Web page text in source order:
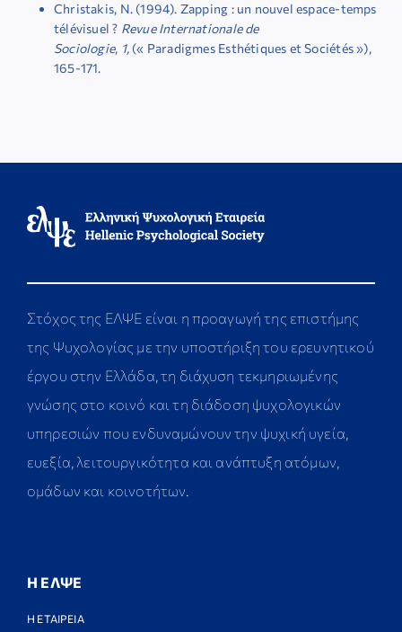
Christakis, N. (1994). Zapping : un nouvel espace-temps
télévisuel ? Revue Internationale de
Sociologie, 1,(« Paradigmes Esthétiques et Sociétés »),
165-171.
Στόχος της ΕΛΨΕ είναι η προαγωγή της επιστήμης
της Ψυχολογίας με την υποστήριξη του ερευνητικού
έργου στην Ελλάδα, τη διάχυση τεκμηριωμένης
γνώσης στο κοινό και τη διάδοση ψυχολογικών
υπηρεσιών που ενδυναμώνουν την ψυχική υγεία,
ευεξία, λειτουργικότητα και ανάπτυξη ατόμων,
ομάδων και κοινοτήτων.
Η ΕΛΨΕ
Η ΕΤΑΙΡΕΙΑ